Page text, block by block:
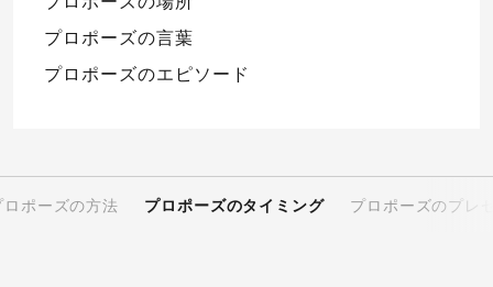
プロポーズの言葉
プロポーズのエピソード
ロポーズの方法 プロポーズのタイミング プロポーズのプレ